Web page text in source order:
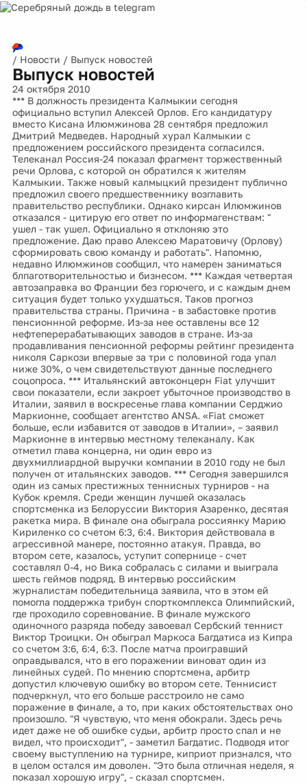
/ Новости / Выпуск новостей
Выпуск новостей
24 октября 2010
*** В должность президента Калмыкии сегодня
официально вступил Алексей Орлов. Его кандидатуру
вместо Кисана Илюмжинова 28 сентября предложил
Дмитрий Медведев. Народный хурал Калмыкии с
предложением российского президента согласился.
Телеканал Россия-24 показал фрагмент торжественный
речи Орлова, с которой он обратился к жителям
Калмыкии. Также новый калмыцкий президент публично
предложил своего предшественнику возглавить
правительство республики. Однако кирсан Илюмжинов
отказался - цитирую его ответ по информагенствам: "
ушел - так ушел. Официально я отклоняю это
предложение. Даю право Алексею Маратовичу (Орлову)
сформировать свою команду и работать". Напомню,
недавно Илюмжинов сообщил, что намерен заниматься
блпаготворительностью и бизнесом. *** Каждая четвертая
автозаправка во Франции без горючего, и с каждым днем
ситуация будет только ухудшаться. Таков прогноз
правительства страны. Причина - в забастовке против
пенсионнной реформе. Из-за нее оставлены все 12
нефтеперерабатывающих заводов в стране. Из-за
продавливания пенсионной реформы рейтинг президента
николя Саркози впервые за три с половиной года упал
ниже 30%, о чем свидетельствуют данные последнего
соцопроса. *** Итальянский автоконцерн Fiat улучшит
свои показатели, если закроет убыточное производство в
Италии, заявил в воскресенье глава компании Серджио
Маркионне, сообщает агентство ANSA. «Fiat сможет
больше, если избавится от заводов в Италии», – заявил
Маркионне в интервью местному телеканалу. Как
отметил глава концерна, ни один евро из
двухмиллиардной выручки компании в 2010 году не был
получен от итальянских заводов. *** Сегодня завершился
один из самых престижных теннисных турниров - на
Кубок кремля. Среди женщин лучшей оказалась
спортсменка из Белоруссии Виктория Азаренко, десятая
ракетка мира. В финале она обыграла россиянку Марию
Кириленко со счетом 6:3, 6:4. Виктория действовала в
агрессивной манере, постоянно атакуя. Правда, во
втором сете, казалось, уступит сопернице - счет
составлял 0-4, но Вика собралась с силами и выиграла
шесть геймов подряд. В интервью российским
журналистам победительница заявила, что в этом ей
помогла поддержка трибун спорткомплекса Олимпийский,
где проходило соревнование. В финале мужского
одиночного разряда победу завоевал Сербский теннист
Виктор Троицки. Он обыграл Маркоса Багдатиса из Кипра
со счетом 3:6, 6:4, 6:3. После матча проигравший
оправдывался, что в его поражении виноват один из
линейных судей. По мнению спортсмена, арбитр
допустил ключевую ошибку во втором сете. Теннисист
подчеркнул, что его больше расстроило не само
поражение в финале, а то, при каких обстоятельствах оно
произошло. "Я чувствую, что меня обокрали. Здесь речь
идет даже не об ошибке судьи, арбитр просто спал и не
видел, что происходит", - заметил Багдатис. Подводя итог
своему выступлению на турнире, киприот признался, что
в целом остался им доволен. "Это была отличная неделя, я
показал хорошую игру", - сказал спортсмен.